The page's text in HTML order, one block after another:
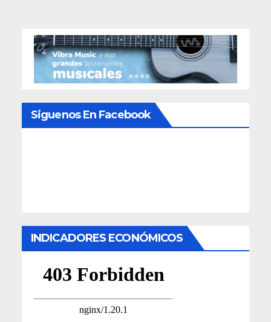
Siguenos En Facebook
INDICADORES ECONÓMICOS